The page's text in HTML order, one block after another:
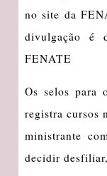
no site da
divulgação é
FENATE
Os selos para
registra cursos
ministrante
decidir